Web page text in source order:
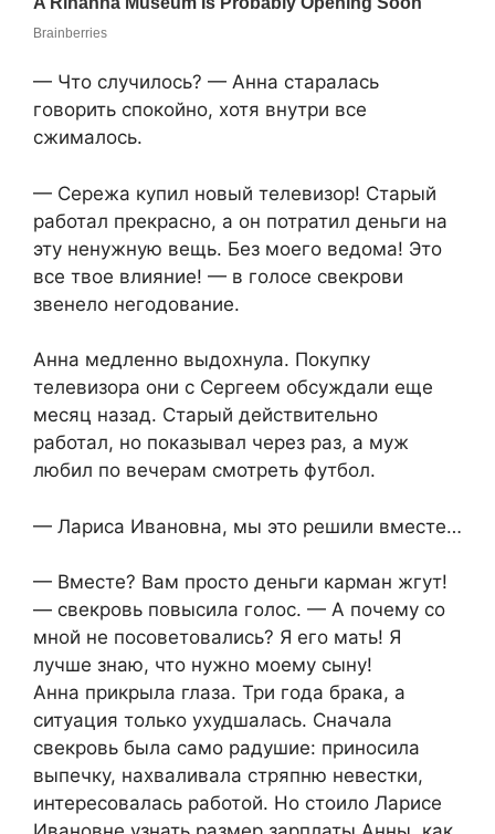
— Что случилось? — Анна старалась
говорить спокойно, хотя внутри все
сжималось.
— Сережа купил новый телевизор! Старый
работал прекрасно, а он потратил деньги на
эту ненужную вещь. Без моего ведома! Это
все твое влияние! — в голосе свекрови
звенело негодование.
Анна медленно выдохнула. Покупку
телевизора они с Сергеем обсуждали еще
месяц назад. Старый действительно
работал, но показывал через раз, а муж
любил по вечерам смотреть футбол.
— Лариса Ивановна, мы это решили вместе…
— Вместе? Вам просто деньги карман жгут!
— свекровь повысила голос. — А почему со
мной не посоветовались? Я его мать! Я
лучше знаю, что нужно моему сыну!
Анна прикрыла глаза. Три года брака, а
ситуация только ухудшалась. Сначала
свекровь была само радушие: приносила
выпечку, нахваливала стряпню невестки,
интересовалась работой. Но стоило Ларисе